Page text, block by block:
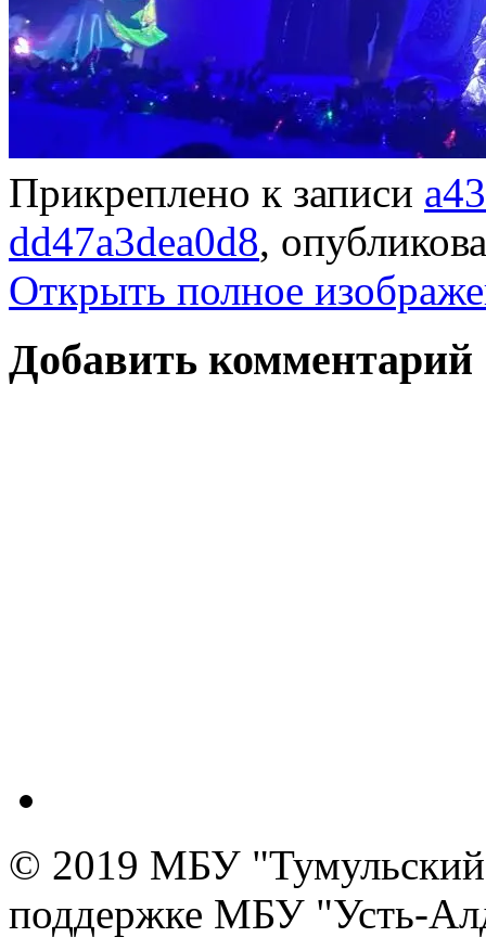
Прикреплено к записи
dd47a3dea0d8,
Открыть полное
Добавить комментарий
© 2019 МБУ "Тумульский
поддержке МБУ "Усть-